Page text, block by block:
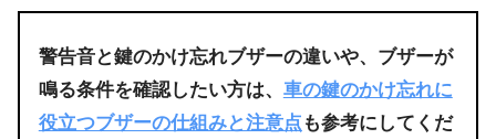
警告音と鍵のかけ忘れブザーの違いや、ブザーが
鳴る条件を確認したい方は、 車の鍵のかけ忘れに
役立つブザーの仕組みと注意点 も参考にしてくだ